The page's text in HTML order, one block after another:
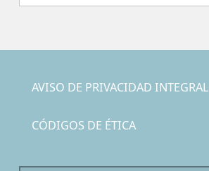
Skip back to main navigation
AVISO DE PRIVACIDAD INTEGRAL
CÓDIGOS DE ÉTICA
Buscar: